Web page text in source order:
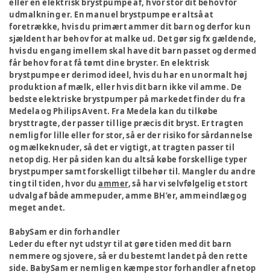
eller en elektrisk brystpumpe af, hvor stor dit behov for
udmalkning er. En manuel brystpumpe er altså at
foretrække, hvis du primært ammer dit barn og derfor kun
sjældent har behov for at malke ud. Det gør sig fx gældende,
hvis du engang imellem skal have dit barn passet og dermed
får behov for at få tømt dine bryster. En elektrisk
brystpumpe er derimod ideel, hvis du har en unormalt høj
produktion af mælk, eller hvis dit barn ikke vil amme. De
bedste elektriske brystpumper på markedet finder du fra
Medela og Philips Avent. Fra Medela kan du tilkøbe
brysttragte, der passer til lige præcis dit bryst. Er tragten
nemlig for lille eller for stor, så er der risiko for sårdannelse
og mælkeknuder, så det er vigtigt, at tragten passer til
netop dig. Her på siden kan du altså købe forskellige typer
brystpumper samt forskelligt tilbehør til. Mangler du andre
ting til tiden, hvor du ammer, så har vi selvfølgelig et stort
udvalg af både ammepuder, amme BH’er, ammeindlæg og
meget andet.
BabySam er din forhandler
Leder du efter nyt udstyr til at gøre tiden med dit barn
nemmere og sjovere, så er du bestemt landet på den rette
side. BabySam er nemlig en kæmpe stor forhandler af netop